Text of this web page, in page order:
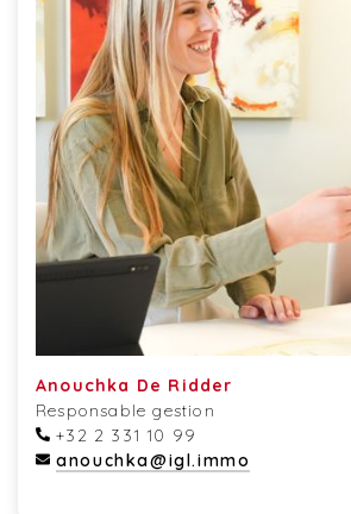
Anouchka De Ridder
Responsable gestion
+32 2 331 10 99
anouchka@igl.immo